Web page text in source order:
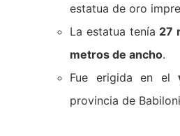
estatua de oro
La estatua tenía 27
metros de ancho.
Fue erigida en el
provincia de